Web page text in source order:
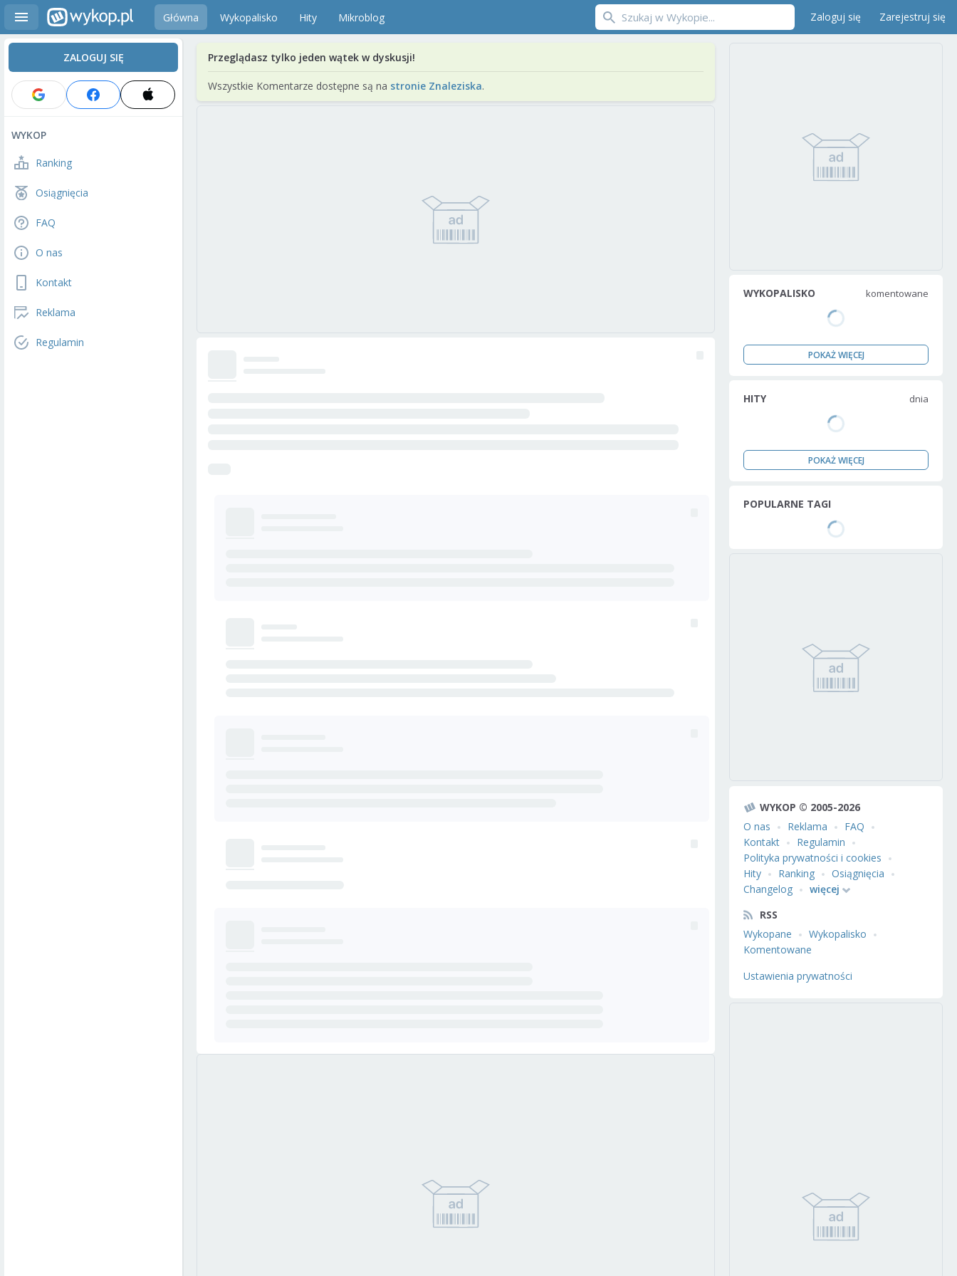
Główna Wykopalisko Hity Mikroblog Zaloguj się Zarejestruj się
ZALOGUJ SIĘ
WYKOP
Ranking
Osiągnięcia
FAQ
O nas
Kontakt
Reklama
Regulamin
Przeglądasz tylko jeden wątek w dyskusji!
Wszystkie Komentarze dostępne są na stronie Znaleziska.
WYKOPALISKO komentowane
POKAŻ WIĘCEJ
HITY dnia
POKAŻ WIĘCEJ
POPULARNE TAGI
WYKOP © 2005-2026
O nas
Reklama
FAQ
Kontakt
Regulamin
Polityka prywatności i cookies
Hity
Ranking
Osiągnięcia
Changelog
więcej
RSS
Wykopane
Wykopalisko
Komentowane
Ustawienia prywatności